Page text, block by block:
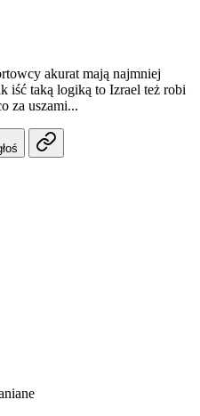
akurat mają najmniej
iść taką logiką to Izrael też robi
za uszami...